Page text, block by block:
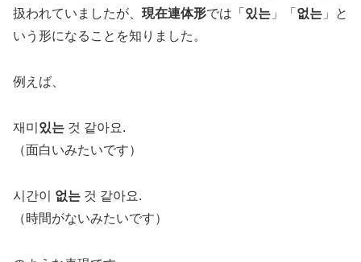
扱われていましたが、 現在連体形では「 있는 」「 없는 」と
いう形になることを知りました。
例えば、
재미 있는 것 같아요.
（面白いみたいです）
시간이 없는 것 같아요.
（時間がないみたいです）